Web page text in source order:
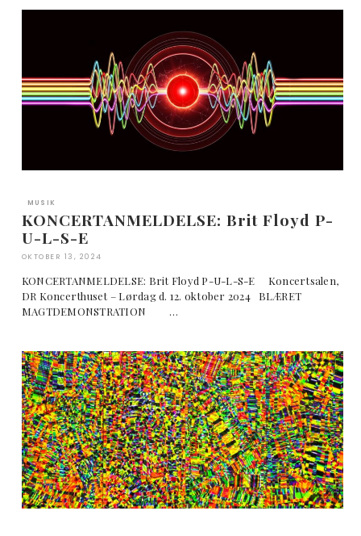
MUSIK
KONCERTANMELDELSE: Brit Floyd P-
U-L-S-E
OKTOBER 13, 2024
KONCERTANMELDELSE: Brit Floyd P-U-L-S-E Koncertsalen,
DR Koncerthuset – Lørdag d. 12. oktober 2024 BLÆRET
MAGTDEMONSTRATION …